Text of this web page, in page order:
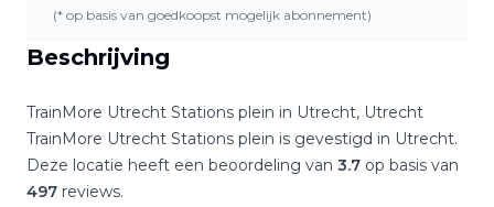
Beschrijving
TrainMore Utrecht Stations plein in Utrecht, Utrecht
TrainMore Utrecht Stations plein is gevestigd in Utrecht.
Deze locatie heeft een beoordeling van 3.7 op basis van
497 reviews.
(* op basis van goedkoopst mogelijk abonnement)